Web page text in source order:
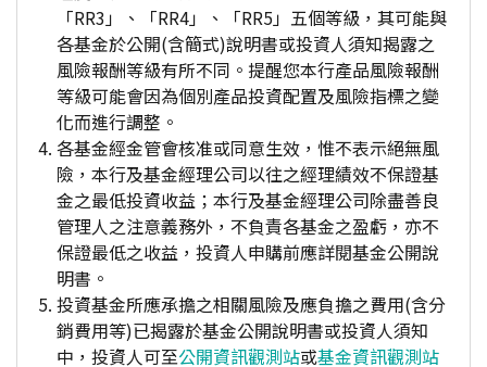
「RR3」、「RR4」、「RR5」五個等級，其可能與
各基金於公開(含簡式)說明書或投資人須知揭露之
風險報酬等級有所不同。提醒您本行產品風險報酬
等級可能會因為個別產品投資配置及風險指標之變
化而進行調整。
各基金經金管會核准或同意生效，惟不表示絕無風
險，本行及基金經理公司以往之經理績效不保證基
金之最低投資收益；本行及基金經理公司除盡善良
管理人之注意義務外，不負責各基金之盈虧，亦不
保證最低之收益，投資人申購前應詳閱基金公開說
明書。
投資基金所應承擔之相關風險及應負擔之費用(含分
銷費用等)已揭露於基金公開說明書或投資人須知
中，投資人可至公開資訊觀測站或基金資訊觀測站